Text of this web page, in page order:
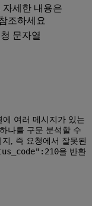
자세한 내용은
조하세요
문자열
에 여러 메시지가 있는
나를 구문 분석할 수
, 즉 요청에서 잘못된
을 반환